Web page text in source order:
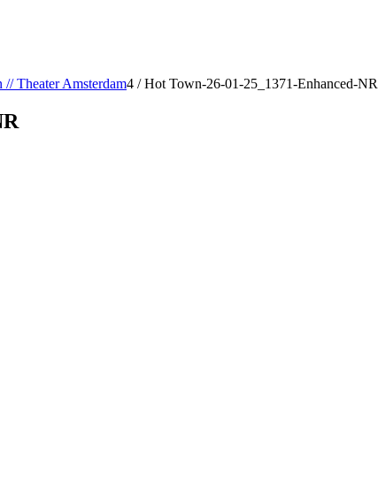
Theater Amsterdam4 / Hot Town-26-01-25_1371-Enhanced-NR